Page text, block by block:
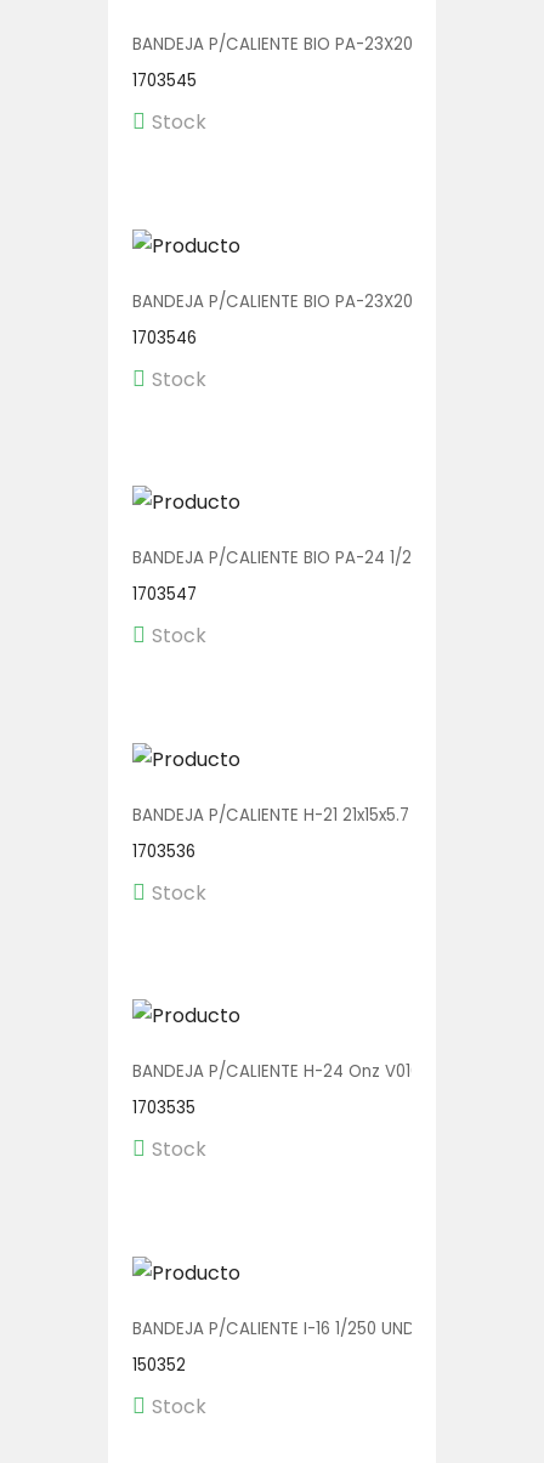
BANDEJA P/CALIENTE BIO PA-23X20 3D 1/150
1703545
Stock
BANDEJA P/CALIENTE BIO PA-23X20 SD 1/150
1703546
Stock
BANDEJA P/CALIENTE BIO PA-24 1/250 (BOWL C/
1703547
Stock
BANDEJA P/CALIENTE H-21 21x15x5.7 V01135 1/500
1703536
Stock
BANDEJA P/CALIENTE H-24 Onz V01013 1/400
1703535
Stock
BANDEJA P/CALIENTE I-16 1/250 UND
150352
Stock